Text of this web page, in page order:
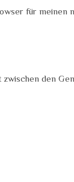
für meinen
den